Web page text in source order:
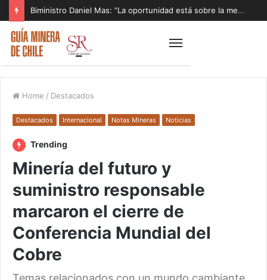
Biministro Daniel Mas: “La oportunidad está sobre la mesa y tenemos que aprovecharla”
Home / Destacados
Destacados Internacional Notas Mineras Noticias
Trending
Minería del futuro y
suministro responsable
marcaron el cierre de
Conferencia Mundial del
Cobre